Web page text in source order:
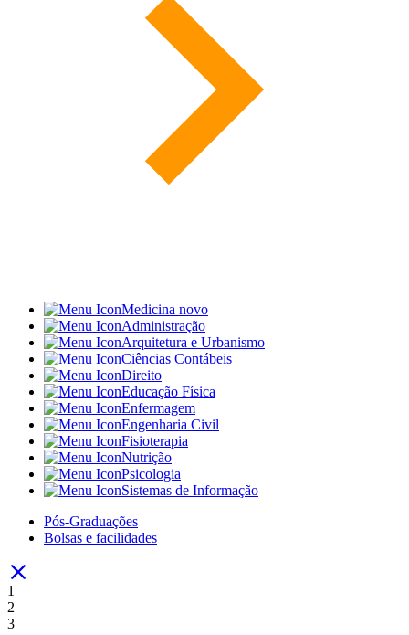
Medicina novo
Administração
Arquitetura e Urbanismo
Ciências Contábeis
Direito
Educação Física
Enfermagem
Engenharia Civil
Fisioterapia
Nutrição
Psicologia
Sistemas de Informação
Pós-Graduações
Bolsas e facilidades
1
2
3